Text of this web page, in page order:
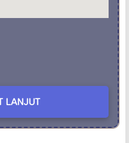
LANJUT